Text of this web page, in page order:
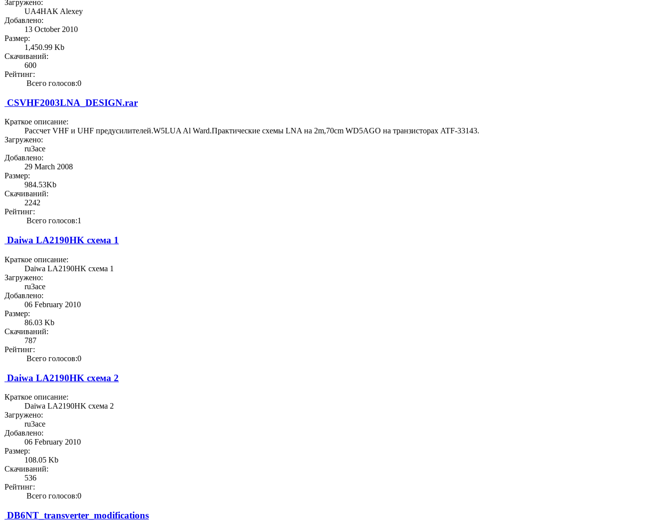
Загружено:
UA4HAK Alexey
Добавлено:
13 October 2010
Размер:
1,450.99 Kb
Скачиваний:
600
Рейтинг:
Всего голосов:0
CSVHF2003LNA_DESIGN.rar
Краткое описание:
Рассчет VHF и UHF предусилителей.W5LUA Al Ward.Практические схемы LNA на 2m,70cm WD5AGO на транзисторах ATF-33143.
Загружено:
ru3ace
Добавлено:
29 March 2008
Размер:
984.53Kb
Скачиваний:
2242
Рейтинг:
Всего голосов:1
Daiwa LA2190HK схема 1
Краткое описание:
Daiwa LA2190HK схема 1
Загружено:
ru3ace
Добавлено:
06 February 2010
Размер:
86.03 Kb
Скачиваний:
787
Рейтинг:
Всего голосов:0
Daiwa LA2190HK схема 2
Краткое описание:
Daiwa LA2190HK схема 2
Загружено:
ru3ace
Добавлено:
06 February 2010
Размер:
108.05 Kb
Скачиваний:
536
Рейтинг:
Всего голосов:0
DB6NT_transverter_modifications